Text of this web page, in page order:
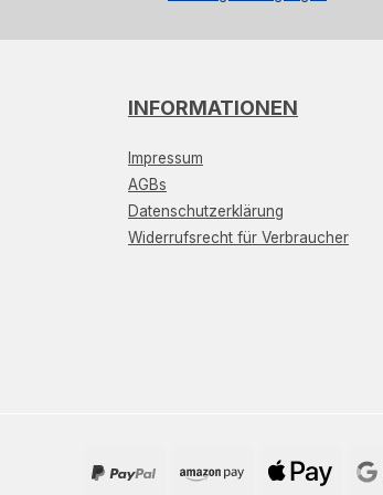
INFORMATIONEN
Impressum
AGBs
Datenschutzerklärung
Widerrufsrecht für Verbraucher